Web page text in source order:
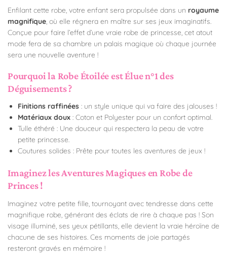
Enfilant cette robe, votre enfant sera propulsée dans un royaume
magnifique, où elle régnera en maître sur ses jeux imaginatifs.
Conçue pour faire l’effet d’une vraie robe de princesse, cet atout
mode fera de sa chambre un palais magique où chaque journée
sera une nouvelle aventure !
Pourquoi la Robe Étoilée est Élue n°1 des
Déguisements ?
Finitions raffinées : un style unique qui va faire des jalouses !
Matériaux doux : Coton et Polyester pour un confort optimal.
Tulle éthéré : Une douceur qui respectera la peau de votre
petite princesse.
Coutures solides : Prête pour toutes les aventures de jeux !
Imaginez les Aventures Magiques en Robe de
Princes !
Imaginez votre petite fille, tournoyant avec tendresse dans cette
magnifique robe, générant des éclats de rire à chaque pas ! Son
visage illuminé, ses yeux pétillants, elle devient la vraie héroïne de
chacune de ses histoires. Ces moments de joie partagés
resteront gravés en mémoire !